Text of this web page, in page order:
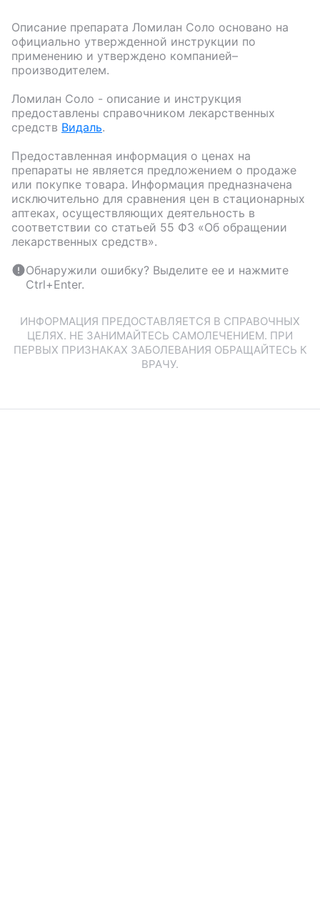
Описание препарата Ломилан Соло основано на
официально утвержденной инструкции по
применению и утверждено компанией–
производителем.
Ломилан Соло - описание и инструкция
предоставлены справочником лекарственных
средств Видаль.
Предоставленная информация о ценах на
препараты не является предложением о продаже
или покупке товара. Информация предназначена
исключительно для сравнения цен в стационарных
аптеках, осуществляющих деятельность в
соответствии со статьей 55 ФЗ «Об обращении
лекарственных средств».
Обнаружили ошибку? Выделите ее и нажмите
Ctrl+Enter.
ИНФОРМАЦИЯ ПРЕДОСТАВЛЯЕТСЯ В СПРАВОЧНЫХ
ЦЕЛЯХ. НЕ ЗАНИМАЙТЕСЬ САМОЛЕЧЕНИЕМ. ПРИ
ПЕРВЫХ ПРИЗНАКАХ ЗАБОЛЕВАНИЯ ОБРАЩАЙТЕСЬ К
ВРАЧУ.